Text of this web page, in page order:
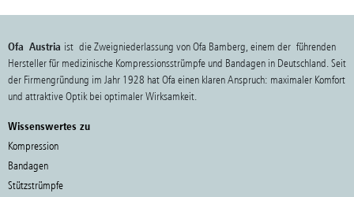
Ofa Austria ist die Zweigniederlassung von Ofa Bamberg, einem der führenden
Hersteller für medizinische Kompressionsstrümpfe und Bandagen in Deutschland. Seit
der Firmengründung im Jahr 1928 hat Ofa einen klaren Anspruch: maximaler Komfort
und attraktive Optik bei optimaler Wirksamkeit.
Wissenswertes zu
Kompression
Bandagen
Stützstrümpfe